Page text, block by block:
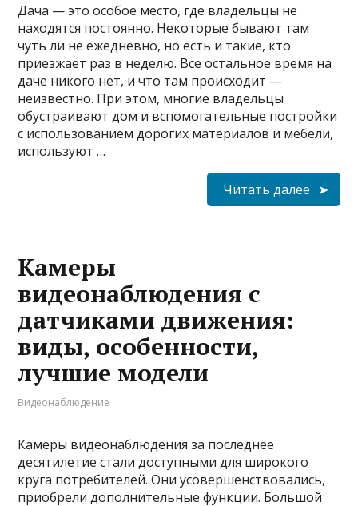
Дача — это особое место, где владельцы не
находятся постоянно. Некоторые бывают там
чуть ли не ежедневно, но есть и такие, кто
приезжает раз в неделю. Все остальное время на
даче никого нет, и что там происходит —
неизвестно. При этом, многие владельцы
обустраивают дом и вспомогательные постройки
с использованием дорогих материалов и мебели,
используют …
Читать далее
Камеры
видеонаблюдения с
датчиками движения:
виды, особенности,
лучшие модели
Видеонаблюдение
Камеры видеонаблюдения за последнее
десятилетие стали доступными для широкого
круга потребителей. Они усовершенствовались,
приобрели дополнительные функции. Большой